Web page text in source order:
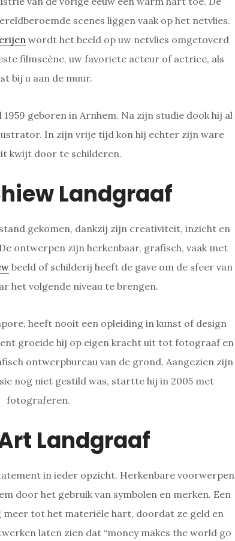
scenes liggen vaak op het netvlies.
wordt het beeld op uw netvlies omgetoverd
filmscène, uw favoriete acteur of actrice, als
bij u aan de muur.
geboren in Arnhem. Na zijn studie dook hij al
In zijn vrije tijd kon hij echter zijn ware
kwijt door te schilderen.
Landgraaf
gekomen, dankzij zijn creativiteit, inzicht en
ontwerpen zijn herkenbaar, grafisch, vaak met
beeld of schilderij heeft de gave om de sfeer van
het volgende niveau te brengen.
heeft nooit een opleiding in kunst of design
groeide hij op eigen kracht uit tot fotograaf en
ontwerpbureau van de grond. Aangezien zijn
nog niet gestild was, startte hij in 2005 met
fotograferen.
Landgraaf
in ieder opzicht. Herkenbare voorwerpen
door het gebruik van symbolen en merken. Een
meer tot het materiële hart, doordat ze geld en
laten zien dat “money makes the world go